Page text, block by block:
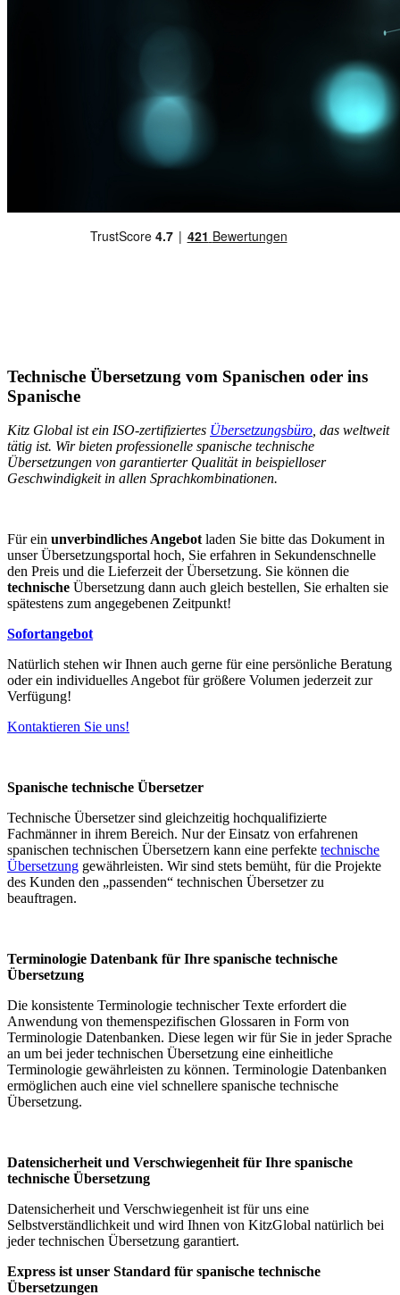
Technische Übersetzung vom Spanischen oder ins
Spanische
Kitz Global ist ein ISO-zertifiziertes Übersetzungsbüro , das weltweit
tätig ist. Wir bieten professionelle spanische technische
Übersetzungen von garantierter Qualität in beispielloser
Geschwindigkeit in allen Sprachkombinationen.
Für ein unverbindliches Angebot laden Sie bitte das Dokument in
unser Übersetzungsportal hoch, Sie erfahren in Sekundenschnelle
den Preis und die Lieferzeit der Übersetzung. Sie können die
technische Übersetzung dann auch gleich bestellen, Sie erhalten sie
spätestens zum angegebenen Zeitpunkt!
Sofortangebot
Natürlich stehen wir Ihnen auch gerne für eine persönliche Beratung
oder ein individuelles Angebot für größere Volumen jederzeit zur
Verfügung!
Kontaktieren Sie uns!
Spanische technische Übersetzer
Technische Übersetzer sind gleichzeitig hochqualifizierte
Fachmänner in ihrem Bereich. Nur der Einsatz von erfahrenen
spanischen technischen Übersetzern kann eine perfekte technische
Übersetzung gewährleisten. Wir sind stets bemüht, für die Projekte
des Kunden den „passenden“ technischen Übersetzer zu
beauftragen.
Terminologie Datenbank für Ihre spanische technische
Übersetzung
Die konsistente Terminologie technischer Texte erfordert die
Anwendung von themenspezifischen Glossaren in Form von
Terminologie Datenbanken. Diese legen wir für Sie in jeder Sprache
an um bei jeder technischen Übersetzung eine einheitliche
Terminologie gewährleisten zu können. Terminologie Datenbanken
ermöglichen auch eine viel schnellere spanische technische
Übersetzung.
Datensicherheit und Verschwiegenheit für Ihre spanische
technische Übersetzung
Datensicherheit und Verschwiegenheit ist für uns eine
Selbstverständlichkeit und wird Ihnen von KitzGlobal natürlich bei
jeder technischen Übersetzung garantiert.
Express ist unser Standard für spanische technische
Übersetzungen